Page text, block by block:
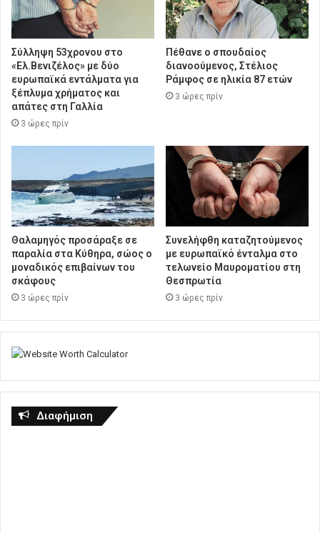
Σύλληψη 53χρονου στο
«Ελ.Βενιζέλος» με δύο
ευρωπαϊκά εντάλματα για
ξέπλυμα χρήματος και
απάτες στη Γαλλία
3 ώρες πρίν
Πέθανε ο σπουδαίος
διανοούμενος, Στέλιος
Ράμφος σε ηλικία 87 ετών
3 ώρες πρίν
Θαλαμηγός προσάραξε σε
παραλία στα Κύθηρα, σώος ο
μοναδικός επιβαίνων του
σκάφους
3 ώρες πρίν
Συνελήφθη καταζητούμενος
με ευρωπαϊκό ένταλμα στο
τελωνείο Μαυροματίου στη
Θεσπρωτία
3 ώρες πρίν
Διαφήμιση